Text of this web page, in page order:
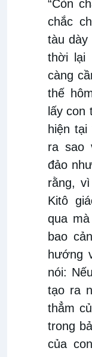
“Còn
chắc
tàu dày
thời lại
càng
thế
lấy con
hiện
ra sao
đảo
rằng,
Kitô
qua
bao
hướng
nói:
tạo ra
thẳm
trong
của